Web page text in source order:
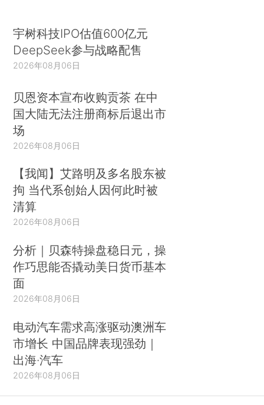
宇树科技IPO估值600亿元
DeepSeek参与战略配售
2026年08月06日
贝恩资本宣布收购贡茶 在中
国大陆无法注册商标后退出市
场
2026年08月06日
【我闻】艾路明及多名股东被
拘 当代系创始人因何此时被
清算
2026年08月06日
分析｜贝森特操盘稳日元，操
作巧思能否撬动美日货币基本
面
2026年08月06日
电动汽车需求高涨驱动澳洲车
市增长 中国品牌表现强劲｜
出海·汽车
2026年08月06日